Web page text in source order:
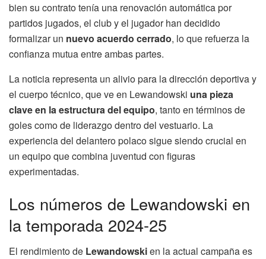
bien su contrato tenía una renovación automática por
partidos jugados, el club y el jugador han decidido
formalizar un nuevo acuerdo cerrado, lo que refuerza la
confianza mutua entre ambas partes.
La noticia representa un alivio para la dirección deportiva y
el cuerpo técnico, que ve en Lewandowski una pieza
clave en la estructura del equipo, tanto en términos de
goles como de liderazgo dentro del vestuario. La
experiencia del delantero polaco sigue siendo crucial en
un equipo que combina juventud con figuras
experimentadas.
Los números de Lewandowski en
la temporada 2024-25
El rendimiento de Lewandowskien la actual campaña es